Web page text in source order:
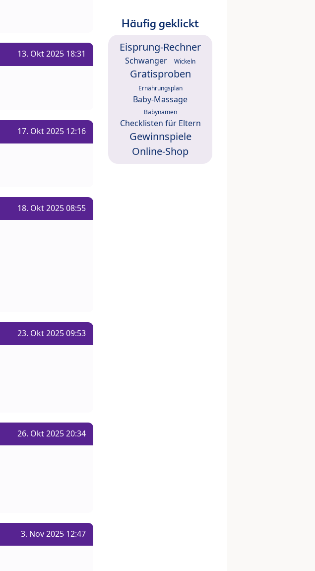
13. Okt 2025 18:31
17. Okt 2025 12:16
18. Okt 2025 08:55
23. Okt 2025 09:53
26. Okt 2025 20:34
3. Nov 2025 12:47
Häufig geklickt
Eisprung-Rechner
Schwanger Wickeln
Gratisproben
Ernährungsplan
Baby-Massage
Babynamen
Checklisten für Eltern
Gewinnspiele
Online-Shop